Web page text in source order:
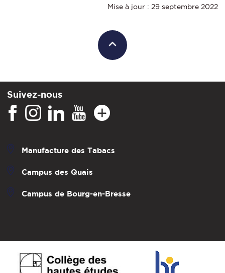
Mise à jour : 29 septembre 2022
Suivez-nous
Manufacture des Tabacs
Campus des Quais
Campus de Bourg-en-Bresse